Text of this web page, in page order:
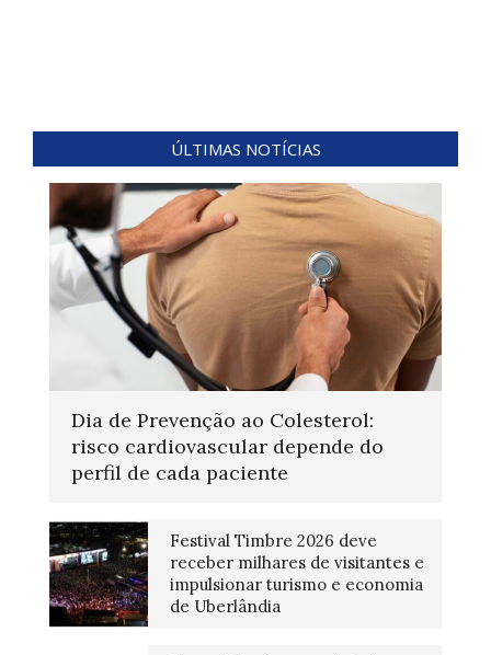
ÚLTIMAS NOTÍCIAS
Dia de Prevenção ao Colesterol:
risco cardiovascular depende do
perfil de cada paciente
Festival Timbre 2026 deve
receber milhares de visitantes e
impulsionar turismo e economia
de Uberlândia